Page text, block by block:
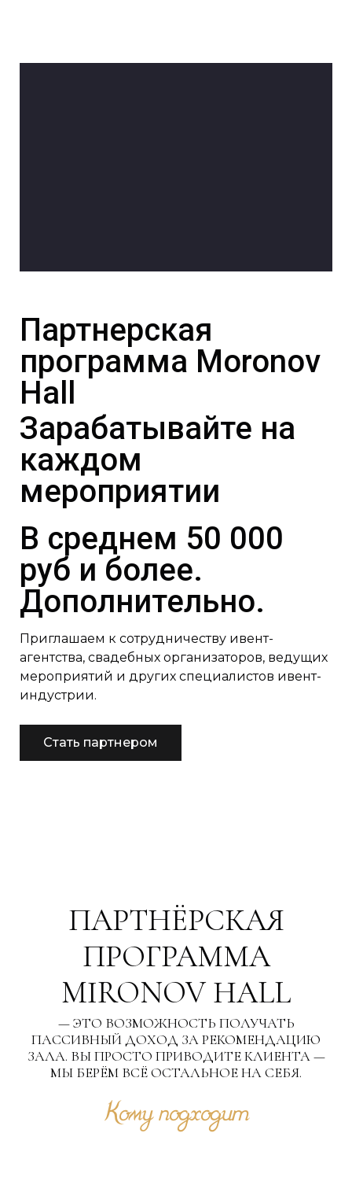
Партнерская
программа Moronov
Hall
Зарабатывайте на
каждом
мероприятии
В среднем 50 000
руб и более.
Дополнительно.
Приглашаем к сотрудничеству ивент-
агентства, свадебных организаторов, ведущих
мероприятий и других специалистов ивент-
индустрии.
Стать партнером
ПАРТНЁРСКАЯ
ПРОГРАММА
MIRONOV HALL
— ЭТО ВОЗМОЖНОСТЬ ПОЛУЧАТЬ
ПАССИВНЫЙ ДОХОД ЗА РЕКОМЕНДАЦИЮ
ЗАЛА. ВЫ ПРОСТО ПРИВОДИТЕ КЛИЕНТА —
МЫ БЕРЁМ ВСЁ ОСТАЛЬНОЕ НА СЕБЯ.
Кому подходит